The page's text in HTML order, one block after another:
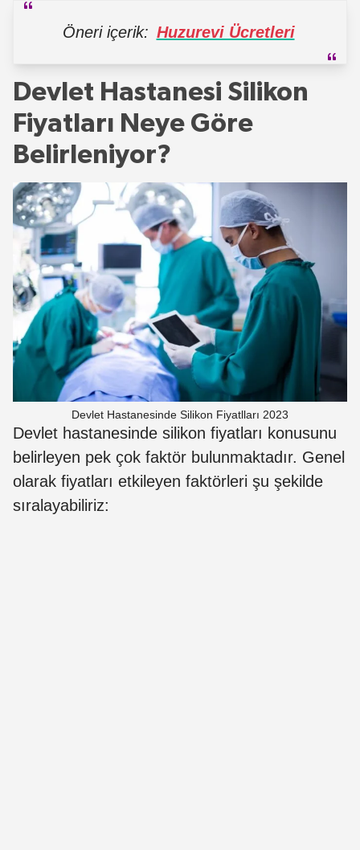
Öneri içerik: Huzurevi Ücretleri
Devlet Hastanesi Silikon
Fiyatları Neye Göre
Belirleniyor?
Devlet Hastanesinde Silikon Fiyatlları 2023
Devlet hastanesinde silikon fiyatları konusunu
belirleyen pek çok faktör bulunmaktadır. Genel
olarak fiyatları etkileyen faktörleri şu şekilde
sıralayabiliriz: